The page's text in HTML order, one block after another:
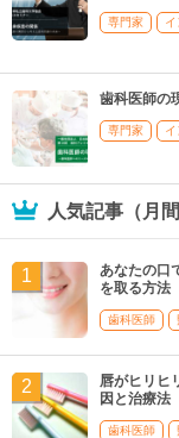
専門家
歯科医師の
専門家
人気記事（月間
あなたの口
を取る方法
歯科医師
唇がヒリヒ
因と治療法
歯科医師